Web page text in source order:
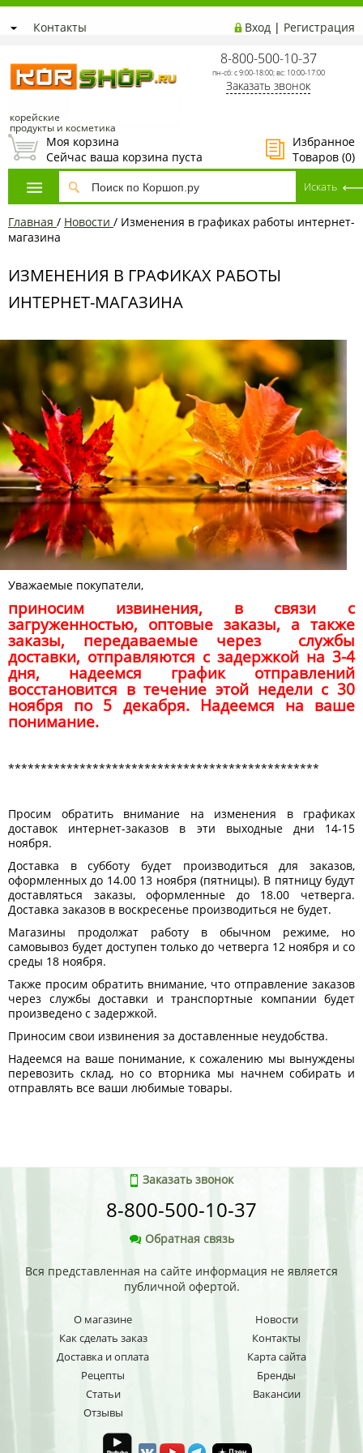
Контакты Вход | Регистрация
корейские
продукты и косметика
8-800-500-10-37
пн-сб: с 9:00-18:00; вс: 10:00-17:00
Заказать звонок
Избранное
Товаров (0)
Моя корзина
Сейчас ваша корзина пуста
Главная / Новости / Изменения в графиках работы интернет-
магазина
ИЗМЕНЕНИЯ В ГРАФИКАХ РАБОТЫ
ИНТЕРНЕТ-МАГАЗИНА
Уважаемые покупатели,
приносим извинения, в связи с
загруженностью, оптовые заказы, а также
заказы, передаваемые через службы
доставки, отправляются с задержкой на 3-4
дня, надеемся график отправлений
восстановится в течение этой недели с 30
ноября по 5 декабря. Надеемся на ваше
понимание.
************************************************
Просим обратить внимание на изменения в графиках
доставок интернет-заказов в эти выходные дни 14-15
ноября.
Доставка в субботу будет производиться для заказов,
оформленных до 14.00 13 ноября (пятницы). В пятницу будут
доставляться заказы, оформленные до 18.00 четверга.
Доставка заказов в воскресенье производиться не будет.
Магазины продолжат работу в обычном режиме, но
самовывоз будет доступен только до четверга 12 ноября и со
среды 18 ноября.
Также просим обратить внимание, что отправление заказов
через службы доставки и транспортные компании будет
произведено с задержкой.
Приносим свои извинения за доставленные неудобства.
Надеемся на ваше понимание, к сожалению мы вынуждены
перевозить склад, но со вторника мы начнем собирать и
отправлять все ваши любимые товары.
Заказать звонок
8-800-500-10-37
Обратная связь
Вся представленная на сайте информация не является
публичной офертой.
О магазине
Как сделать заказ
Доставка и оплата
Рецепты
Статьи
Отзывы
Новости
Контакты
Карта сайта
Бренды
Вакансии